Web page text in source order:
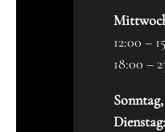
12:00 –
18:00 –
Dienstag: